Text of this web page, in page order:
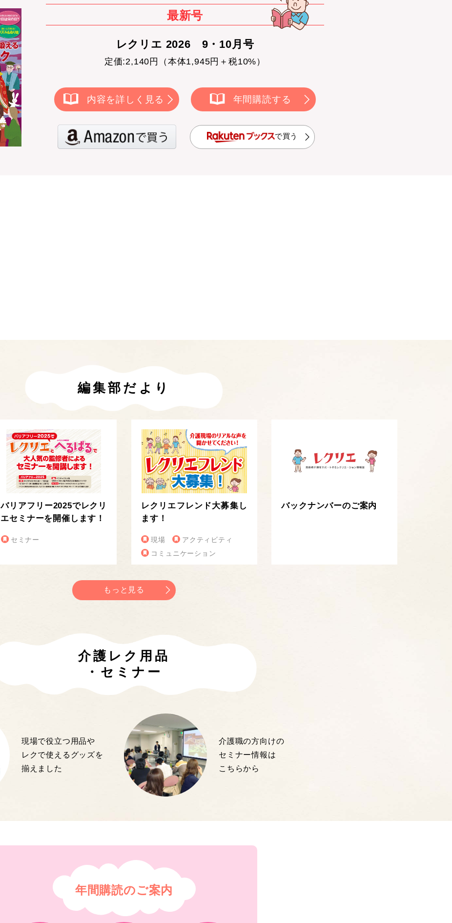
最新号
レクリエ 2026 9・10月号
定価:2,140円（本体1,945円＋税10%）
内容を詳しく見る 年間購読する
で買う
編集部だより
バリアフリー2025でレクリ
エセミナーを開催します！
セミナー
レクリエフレンド大募集し
ます！
現場
アクティビティ
コミュニケーション
バックナンバーのご案内
もっと見る
介護レク用品
・セミナー
現場で役立つ用品や
レクで使えるグッズを
揃えました
介護職の方向けの
セミナー情報は
こちらから
年間購読のご案内